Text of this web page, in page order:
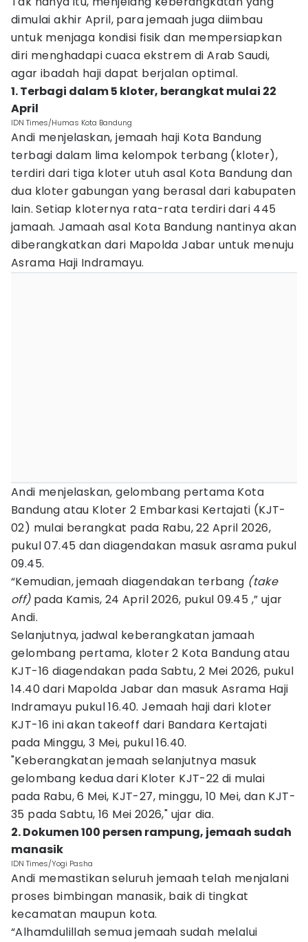
dimulai akhir April, para jemaah juga diimbau
untuk menjaga kondisi fisik dan mempersiapkan
diri menghadapi cuaca ekstrem di Arab Saudi,
agar ibadah haji dapat berjalan optimal.
1. Terbagi dalam 5 kloter, berangkat mulai 22
April
IDN Times/Humas Kota Bandung
Andi menjelaskan, jemaah haji Kota Bandung
terbagi dalam lima kelompok terbang (kloter),
terdiri dari tiga kloter utuh asal Kota Bandung dan
dua kloter gabungan yang berasal dari kabupaten
lain. Setiap kloternya rata-rata terdiri dari 445
jamaah. Jamaah asal Kota Bandung nantinya akan
diberangkatkan dari Mapolda Jabar untuk menuju
Asrama Haji Indramayu.
Andi menjelaskan, gelombang pertama Kota
Bandung atau Kloter 2 Embarkasi Kertajati (KJT-
02) mulai berangkat pada Rabu, 22 April 2026,
pukul 07.45 dan diagendakan masuk asrama pukul
09.45.
“Kemudian, jemaah diagendakan terbang (take
off) pada Kamis, 24 April 2026, pukul 09.45 ,” ujar
Andi.
Selanjutnya, jadwal keberangkatan jamaah
gelombang pertama, kloter 2 Kota Bandung atau
KJT-16 diagendakan pada Sabtu, 2 Mei 2026, pukul
14.40 dari Mapolda Jabar dan masuk Asrama Haji
Indramayu pukul 16.40. Jemaah haji dari kloter
KJT-16 ini akan takeoff dari Bandara Kertajati
pada Minggu, 3 Mei, pukul 16.40.
"Keberangkatan jemaah selanjutnya masuk
gelombang kedua dari Kloter KJT-22 di mulai
pada Rabu, 6 Mei, KJT-27, minggu, 10 Mei, dan KJT-
35 pada Sabtu, 16 Mei 2026," ujar dia.
2. Dokumen 100 persen rampung, jemaah sudah
manasik
IDN Times/Yogi Pasha
Andi memastikan seluruh jemaah telah menjalani
proses bimbingan manasik, baik di tingkat
kecamatan maupun kota.
“Alhamdulillah semua jemaah sudah melalui